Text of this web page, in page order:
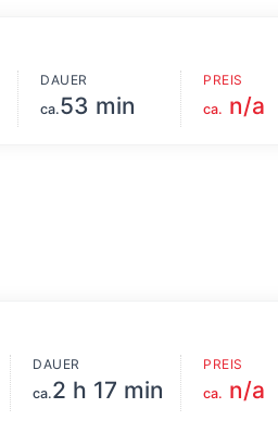
DAUER
ca.53 min
PREIS
ca. n/a
DAUER
ca.2 h 17 min
PREIS
ca. n/a